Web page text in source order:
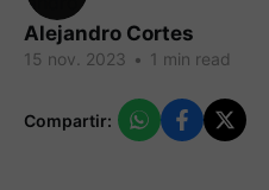
Alejandro Cortes
15 nov. 2023 • 1 min read
Compartir: